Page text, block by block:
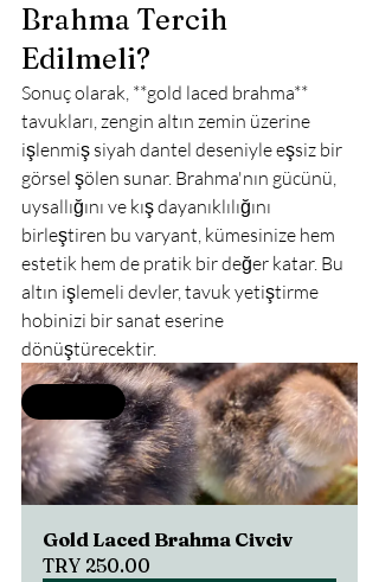
Brahma Tercih
Edilmeli?
Sonuç olarak, **gold laced brahma**
tavukları, zengin altın zemin üzerine
işlenmiş siyah dantel deseniyle eşsiz bir
görsel şölen sunar. Brahma'nın gücünü,
uysallığını ve kış dayanıklılığını
birleştiren bu varyant, kümesinize hem
estetik hem de pratik bir değer katar. Bu
altın işlemeli devler, tavuk yetiştirme
hobinizi bir sanat eserine
dönüştürecektir.
Gold Laced Brahma Civciv
TRY 250.00